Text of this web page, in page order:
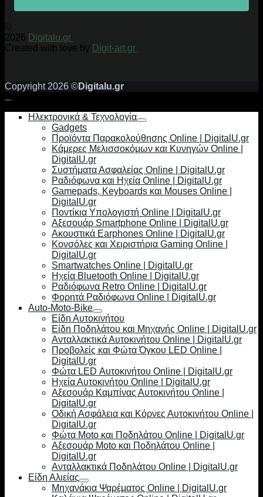
©
2026 Digitalu.gr
Created with love by Digit-art.gr
Copyright 2026 ©Digitalu.gr
Ηλεκτρονικά & Τεχνολογία
Gadgets
Προϊόντα Παρακολούθησης Online | DigitalU.gr
Κάμερες Μελισσοκόμων και Κυνηγών Online |
DigitalU.gr
Συστήματα Ασφαλείας Online | DigitalU.gr
Ραδιόφωνα και Ηχεία Online | DigitalU.gr
Gamepads, Keyboards και Mouses Online |
DigitalU.gr
Ποντίκια Υπολογιστή Online | DigitalU.gr
Αξεσουάρ Smartphone Online | DigitalU.gr
Ακουστικά Earphones Online | DigitalU.gr
Κονσόλες και Χειριστήρια Gaming Online |
DigitalU.gr
Smartwatches Online | DigitalU.gr
Ηχεία Bluetooth Online | DigitalU.gr
Ραδιόφωνα Retro Online | DigitalU.gr
Φορητά Ραδιόφωνα Online | DigitalU.gr
Auto-Moto-Bike
Είδη Αυτοκινήτου
Είδη Ποδηλάτου και Μηχανής Online | DigitalU.gr
Ανταλλακτικά Αυτοκινήτου Online | DigitalU.gr
Προβολείς και Φώτα Όγκου LED Online |
DigitalU.gr
Φώτα LED Αυτοκινήτου Online | DigitalU.gr
Ηχεία Αυτοκινήτου Online | DigitalU.gr
Αξεσουάρ Καμπίνας Αυτοκινήτου Online |
DigitalU.gr
Οδική Ασφάλεια και Κόρνες Αυτοκινήτου Online |
DigitalU.gr
Φώτα Moto και Ποδηλάτου Online | DigitalU.gr
Αξεσουάρ Moto και Ποδηλάτου Online |
DigitalU.gr
Ανταλλακτικά Ποδηλάτου Online | DigitalU.gr
Είδη Αλιείας
Μηχανάκια Ψαρέματος Online | DigitalU.gr